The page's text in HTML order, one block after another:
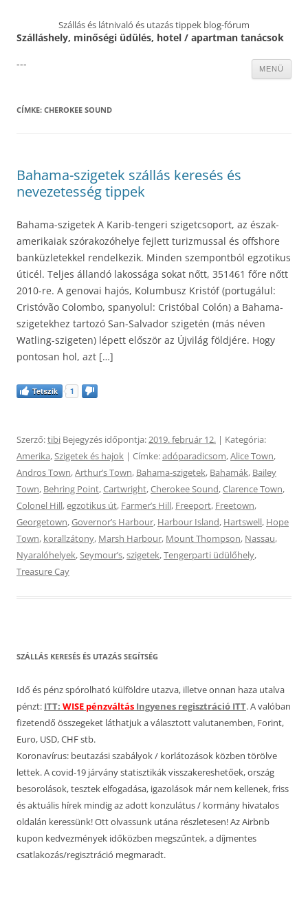
Szállás és látnivaló és utazás tippek blog-fórum
Szálláshely, minőségi üdülés, hotel / apartman tanácsok
MENÜ
---
CÍMKE: CHEROKEE SOUND
Bahama-szigetek szállás keresés és
nevezetesség tippek
Bahama-szigetek A Karib-tengeri szigetcsoport, az észak-
amerikaiak szórakozóhelye fejlett turizmussal és offshore
banküzletekkel rendelkezik. Minden szempontból egzotikus
úticél. Teljes állandó lakossága sokat nőtt, 351461 főre nőtt
2010-re. A genovai hajós, Kolumbusz Kristóf (portugálul:
Cristóvão Colombo, spanyolul: Cristóbal Colón) a Bahama-
szigetekhez tartozó San-Salvador szigetén (más néven
Watling-szigeten) lépett először az Újvilág földjére. Hogy
pontosan hol, azt […]
Tetszik 1
Szerző:tibi Bejegyzés időpontja:2019. február 12. | Kategória:
Amerika,Szigetek és hajok | Címke:adóparadicsom,Alice Town,
Andros Town,Arthurʼs Town, Bahama-szigetek, Bahamák, Bailey
Town, Behring Point,Cartwright,Cherokee Sound,Clarence Town,
Colonel Hill,egzotikus út, Farmerʼs Hill, Freeport, Freetown,
Georgetown,Governorʼs Harbour, Harbour Island, Hartswell, Hope
Town, korallzátony, Marsh Harbour, Mount Thompson, Nassau,
Nyaralóhelyek,Seymourʼs,szigetek,Tengerparti üdülőhely,
Treasure Cay
SZÁLLÁS KERESÉS ÉS UTAZÁS SEGÍTSÉG
Idő és pénz spórolható külföldre utazva, illetve onnan haza utalva
pénzt: ITT: WISE pénzváltás Ingyenes regisztráció ITT. A valóban
fizetendő összegeket láthatjuk a választott valutanemben, Forint,
Euro, USD, CHF stb.
Koronavírus: beutazási szabályok / korlátozások közben törölve
lettek. A covid-19 járvány statisztikák visszakereshetőek, ország
besorolások, tesztek elfogadása, igazolások már nem kellenek, friss
és aktuális hírek mindig az adott konzulátus / kormány hivatalos
oldalán keressünk! Ott olvassunk utána részletesen! Az Airbnb
kupon kedvezmények időközben megszűntek, a díjmentes
csatlakozás/regisztráció megmaradt.